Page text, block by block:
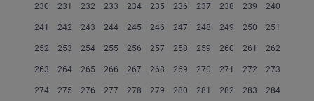
230 231 232 233 234 235 236 237 238 239 240
241 242 243 244 245 246 247 248 249 250 251
252 253 254 255 256 257 258 259 260 261 262
263 264 265 266 267 268 269 270 271 272 273
274 275 276 277 278 279 280 281 282 283 284